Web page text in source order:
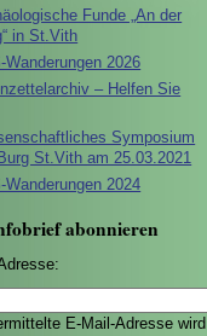
Funde „An der
in St.Vith
Wanderungen 2026
– Helfen Sie
Symposium
St.Vith am 25.03.2021
Wanderungen 2024
abonnieren
E-Mail-Adresse wird